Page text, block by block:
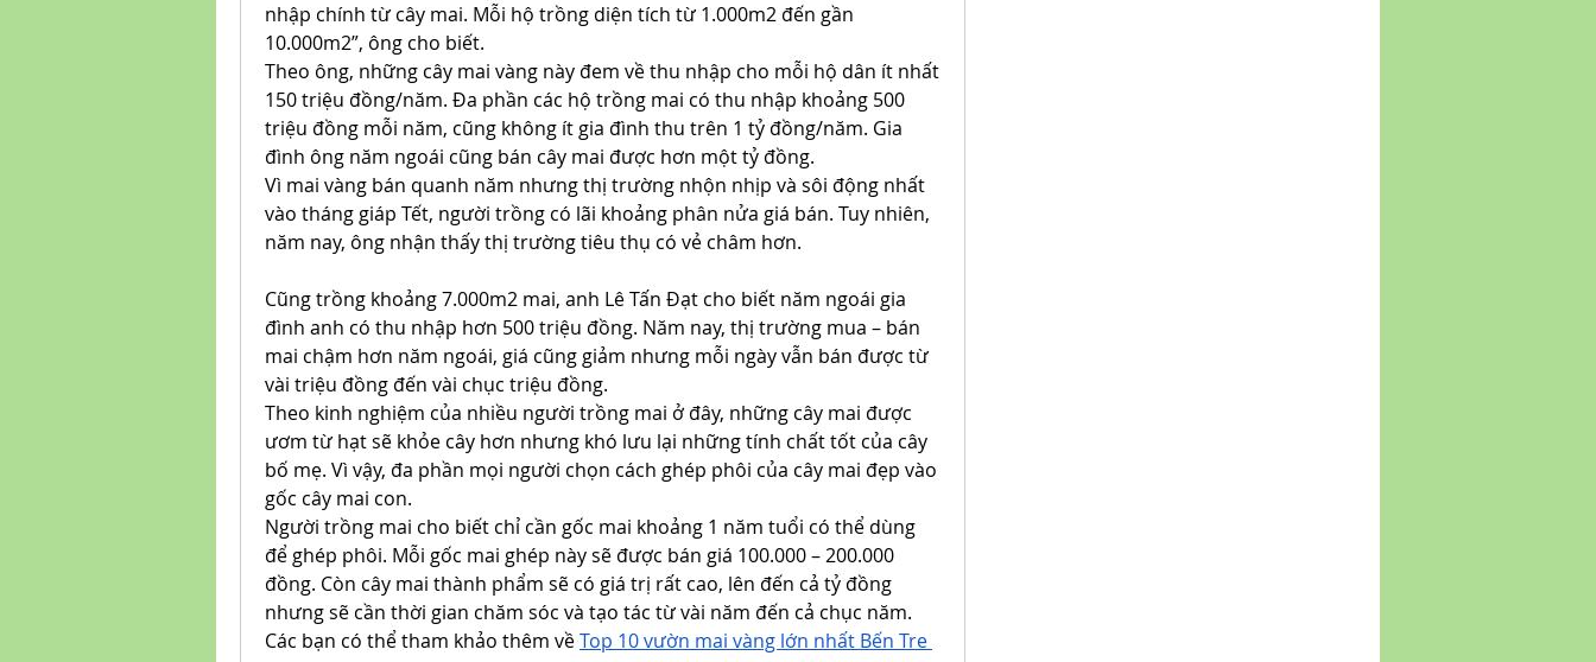
nhập chính từ cây mai. Mỗi hộ trồng diện tích từ 1.000m2 đến gần
10.000m2”, ông cho biết.
Theo ông, những cây mai vàng này đem về thu nhập cho mỗi hộ dân ít nhất
150 triệu đồng/năm. Đa phần các hộ trồng mai có thu nhập khoảng 500
triệu đồng mỗi năm, cũng không ít gia đình thu trên 1 tỷ đồng/năm. Gia
đình ông năm ngoái cũng bán cây mai được hơn một tỷ đồng.
Vì mai vàng bán quanh năm nhưng thị trường nhộn nhịp và sôi động nhất
vào tháng giáp Tết, người trồng có lãi khoảng phân nửa giá bán. Tuy nhiên,
năm nay, ông nhận thấy thị trường tiêu thụ có vẻ châm hơn.
Cũng trồng khoảng 7.000m2 mai, anh Lê Tấn Đạt cho biết năm ngoái gia
đình anh có thu nhập hơn 500 triệu đồng. Năm nay, thị trường mua – bán
mai chậm hơn năm ngoái, giá cũng giảm nhưng mỗi ngày vẫn bán được từ
vài triệu đồng đến vài chục triệu đồng.
Theo kinh nghiệm của nhiều người trồng mai ở đây, những cây mai được
ươm từ hạt sẽ khỏe cây hơn nhưng khó lưu lại những tính chất tốt của cây
bố mẹ. Vì vậy, đa phần mọi người chọn cách ghép phôi của cây mai đẹp vào
gốc cây mai con.
Người trồng mai cho biết chỉ cần gốc mai khoảng 1 năm tuổi có thể dùng
để ghép phôi. Mỗi gốc mai ghép này sẽ được bán giá 100.000 – 200.000
đồng. Còn cây mai thành phẩm sẽ có giá trị rất cao, lên đến cả tỷ đồng
nhưng sẽ cần thời gian chăm sóc và tạo tác từ vài năm đến cả chục năm.
Các bạn có thể tham khảo thêm về Top 10 vườn mai vàng lớn nhất Bến Tre